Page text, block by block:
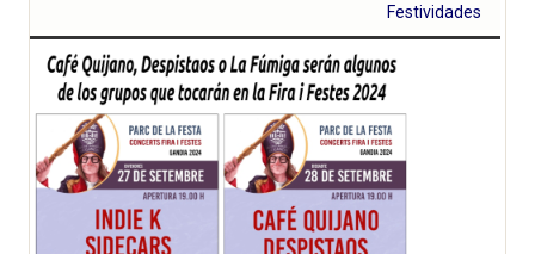
Índigo Gandia
Beach
Festividades